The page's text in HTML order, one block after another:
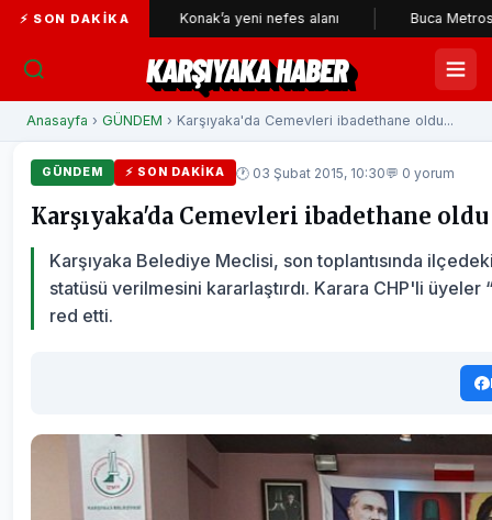
⚡ SON DAKIKAKonak’a yeni nefes alanı Buca Metrosu'nda
KARŞIYAKA HABER
Anasayfa › GÜNDEM › Karşıyaka'da Cemevleri ibadethane oldu...
GÜNDEM ⚡ SON DAKIKA 🕐 03 Şubat 2015, 10:30💬 0 yorum
Karşıyaka'da Cemevleri ibadethane oldu
Karşıyaka Belediye Meclisi, son toplantısında
statüsü verilmesini kararlaştırdı. Karara CHP'li
red etti.